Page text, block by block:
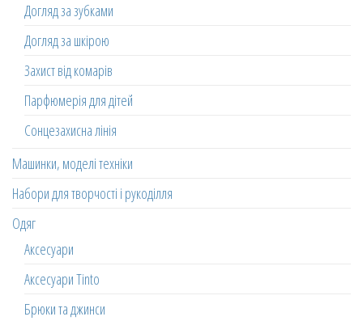
Догляд за зубками
Догляд за шкірою
Захист від комарів
Парфюмерія для дітей
Сонцезахисна лінія
Машинки, моделі техніки
Набори для творчості і рукоділля
Одяг
Аксесуари
Аксесуари Tinto
Брюки та джинси